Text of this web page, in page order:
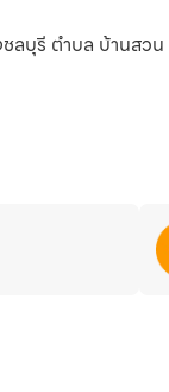
ชลบุรี ตำบล บ้านสวน